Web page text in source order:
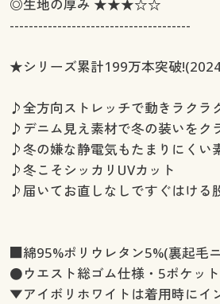
◎生地の厚み ★★★☆☆
--------------------------------------
★シリーズ累計199万本突破
♪全方向ストレッチで動きラクラ
♪デニム見え素材で冬の装いをク
♪冬の嫌な静電気もたまりにくい
♪冬こそシッカリUVカット
♪届いてお直しなしですぐはける
■綿95%ポリウレタン5%(裏起毛
●ウエスト総ゴム仕様・5ポケット
▼アイボリホワイトは着用時にイ